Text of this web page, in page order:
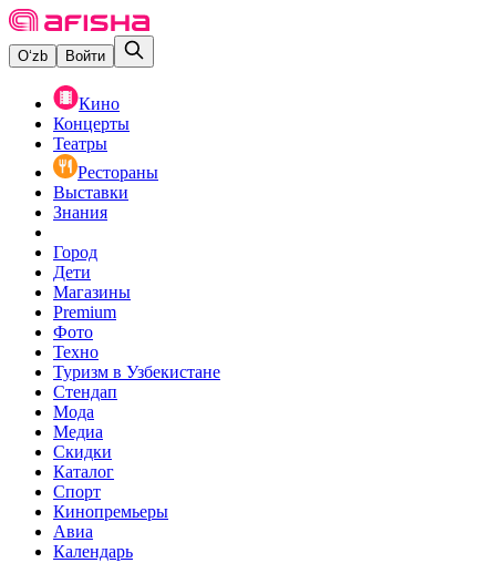
O‘zb Войти
Кино
Концерты
Театры
Рестораны
Выставки
Знания
Город
Дети
Магазины
Premium
Фото
Техно
Туризм в Узбекистане
Стендап
Мода
Медиа
Скидки
Каталог
Спорт
Кинопремьеры
Авиа
Календарь